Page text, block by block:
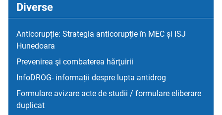
Diverse
Anticorupție: Strategia anticorupție în MEC și ISJ
Hunedoara
Prevenirea şi combaterea hărţuirii
InfoDROG- informații despre lupta antidrog
Formulare avizare acte de studii / formulare eliberare
duplicat